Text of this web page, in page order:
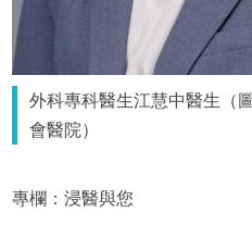
外科專科醫生江慧中醫生（
會醫院）
專欄：浸醫與您